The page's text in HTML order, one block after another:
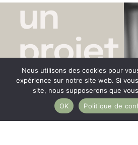
un
projet
tattoo
?
Nous utilisons des cookies pour
expérience sur notre site web. Si
site, nous supposerons que
OK
Politique de